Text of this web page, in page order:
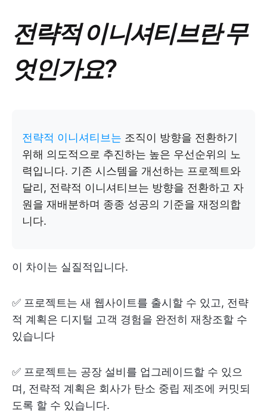
전략적 이니셔티브란 무
엇인가요?
전략적 이니셔티브는 조직이 방향을 전환하기
위해 의도적으로 추진하는 높은 우선순위의 노
력입니다. 기존 시스템을 개선하는 프로젝트와
달리, 전략적 이니셔티브는 방향을 전환하고 자
원을 재배분하며 종종 성공의 기준을 재정의합
니다.
이 차이는 실질적입니다.
✅ 프로젝트는 새 웹사이트를 출시할 수 있고, 전략
적 계획은 디지털 고객 경험을 완전히 재창조할 수
있습니다
✅ 프로젝트는 공장 설비를 업그레이드할 수 있으
며, 전략적 계획은 회사가 탄소 중립 제조에 커밋되
도록 할 수 있습니다.